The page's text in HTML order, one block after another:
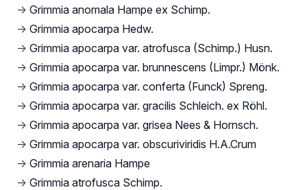
→ Grimmia anomala Hampe ex Schimp.
→ Grimmia apocarpa Hedw.
→ Grimmia apocarpa var. atrofusca (Schimp.) Husn.
→ Grimmia apocarpa var. brunnescens (Limpr.) Mönk.
→ Grimmia apocarpa var. conferta (Funck) Spreng.
→ Grimmia apocarpa var. gracilis Schleich. ex Röhl.
→ Grimmia apocarpa var. grisea Nees & Hornsch.
→ Grimmia apocarpa var. obscuriviridis H.A.Crum
→ Grimmia arenaria Hampe
→ Grimmia atrofusca Schimp.